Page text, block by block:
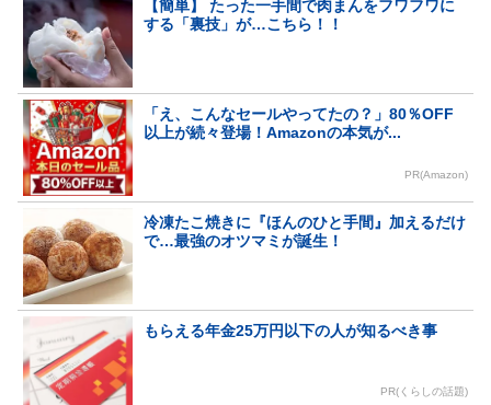
【簡単】 たった一手間で肉まんをフワフワに
する「裏技」が…こちら！！
「え、こんなセールやってたの？」80％OFF
以上が続々登場！Amazonの本気が...
PR(Amazon)
冷凍たこ焼きに『ほんのひと手間』加えるだけ
で…最強のオツマミが誕生！
もらえる年金25万円以下の人が知るべき事
PR(くらしの話題)